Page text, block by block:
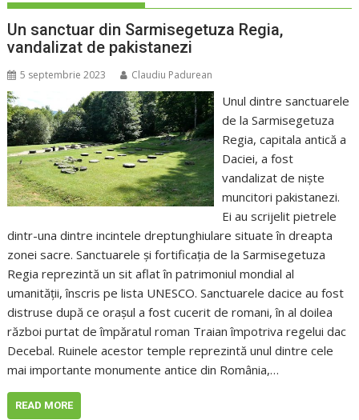
Un sanctuar din Sarmisegetuza Regia,
vandalizat de pakistanezi
5 septembrie 2023 Claudiu Padurean
Unul dintre sanctuarele
de la Sarmisegetuza
Regia, capitala antică a
Daciei, a fost
vandalizat de niște
muncitori pakistanezi.
Ei au scrijelit pietrele
dintr-una dintre incintele dreptunghiulare situate în dreapta
zonei sacre. Sanctuarele și fortificația de la Sarmisegetuza
Regia reprezintă un sit aflat în patrimoniul mondial al
umanității, înscris pe lista UNESCO. Sanctuarele dacice au fost
distruse după ce orașul a fost cucerit de romani, în al doilea
război purtat de împăratul roman Traian împotriva regelui dac
Decebal. Ruinele acestor temple reprezintă unul dintre cele
mai importante monumente antice din România,…
READ MORE